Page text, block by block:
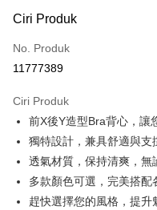
Kad Kredit (Bayaran Penuh)
Pengambilan di Kedai
Apple Pay
JKOPAY
Google Pay
OP Pay Later
Ciri Produk
No. Produk
11777389
Ciri Produk
前X後Y造型Bra背心，讓
獨特設計，兼具舒適與支
透氣材質，保持清爽，無
多款顏色可選，完美搭配
趕快選擇您的風格，提升